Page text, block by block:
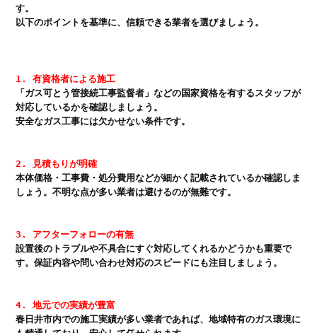
す。
以下のポイントを基準に、信頼できる業者を選びましょう。
1. 有資格者による施工
「ガス可とう管接続工事監督者」などの国家資格を有するスタッフが
対応しているかを確認しましょう。
2. 見積もりが明確
本体価格・工事費・処分費用などが細かく記載されているか確認しま
3. アフターフォローの有無
設置後のトラブルや不具合にすぐ対応してくれるかどうかも重要で
4. 地元での実績が豊富
春日井市内での施工実績が多い業者であれば、地域特有のガス環境に